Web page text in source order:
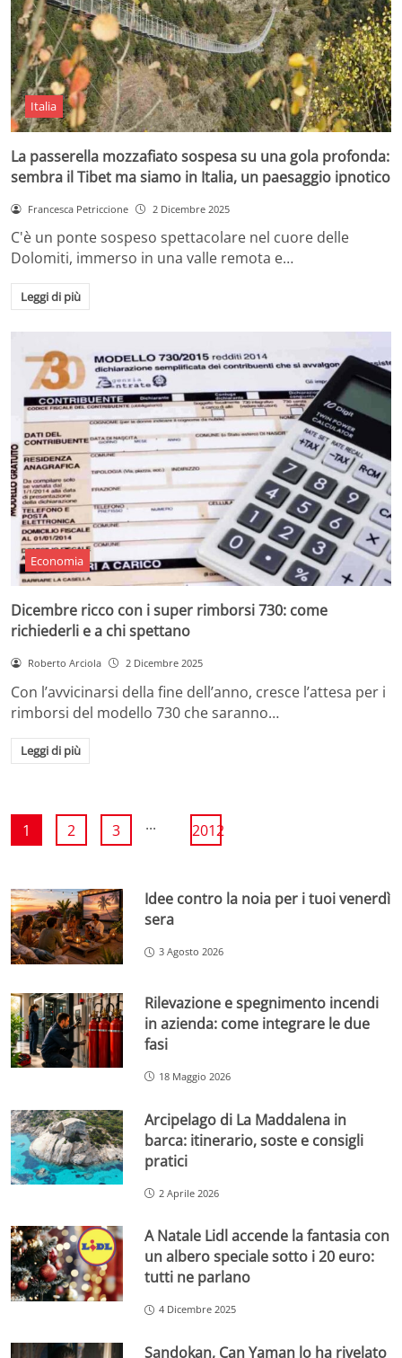
Italia
La passerella mozzafiato sospesa su una gola profonda:
sembra il Tibet ma siamo in Italia, un paesaggio ipnotico
Francesca Petriccione 2 Dicembre 2025
C'è un ponte sospeso spettacolare nel cuore delle
Dolomiti, immerso in una valle remota e…
Leggi di più
Economia
Dicembre ricco con i super rimborsi 730: come
richiederli e a chi spettano
Roberto Arciola 2 Dicembre 2025
Con l’avvicinarsi della fine dell’anno, cresce l’attesa per i
rimborsi del modello 730 che saranno…
Leggi di più
1 2 3 ... 2012
Idee contro la noia per i tuoi venerdì
sera
3 Agosto 2026
Rilevazione e spegnimento incendi
in azienda: come integrare le due
fasi
18 Maggio 2026
Arcipelago di La Maddalena in
barca: itinerario, soste e consigli
pratici
2 Aprile 2026
A Natale Lidl accende la fantasia con
un albero speciale sotto i 20 euro:
tutti ne parlano
4 Dicembre 2025
Sandokan, Can Yaman lo ha rivelato